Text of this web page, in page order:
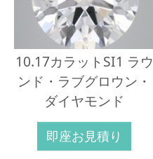
10.17カラットSI1 ラウ
ンド・ラブグロウン・
ダイヤモンド
即座お見積り